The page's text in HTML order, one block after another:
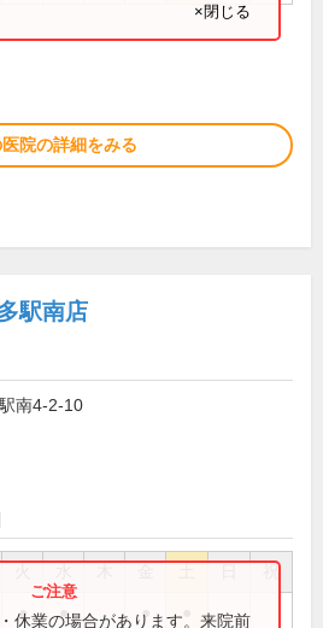
×閉じる
院の詳細をみる
駅南店
南4-2-10
祝
● ● ●
休業の場合があります。来院前